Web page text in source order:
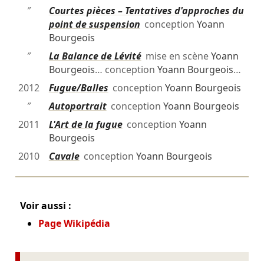
″
Courtes pièces – Tentatives d'approches du
point de suspension conception Yoann
Bourgeois
″
La Balance de Lévitémise en scèneYoann
Bourgeois… conception Yoann Bourgeois…
2012
Fugue/Balles conception Yoann Bourgeois
″
Autoportraitconception Yoann Bourgeois
2011
L'Art de la fugueconception Yoann
Bourgeois
2010
Cavaleconception Yoann Bourgeois
Voir aussi :
Page Wikipédia